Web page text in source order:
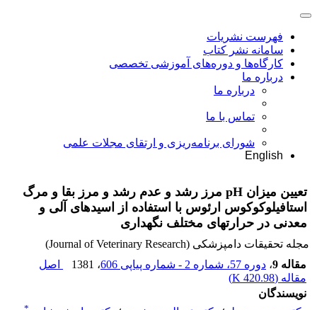
فهرست نشریات
سامانه نشر کتاب
کارگاه‌ها و دوره‌های آموزشی تخصصی
درباره ما
درباره ما
تماس با ما
شورای برنامه‌ریزی و ارتقای مجلات علمی
English
تعیین میزان pH مرز رشد و عدم رشد و مرز بقا و مرگ
استافیلوکوکوس ارئوس با استفاده از اسیدهای آلی و
معدنی در حرارتهای مختلف نگهداری
مجله تحقیقات دامپزشکی (Journal of Veterinary Research)
مقاله 9
، دوره 57، شماره 2 - شماره پیاپی 606 ، 1381
اصل
مقاله (420.98 K
)
نویسندگان